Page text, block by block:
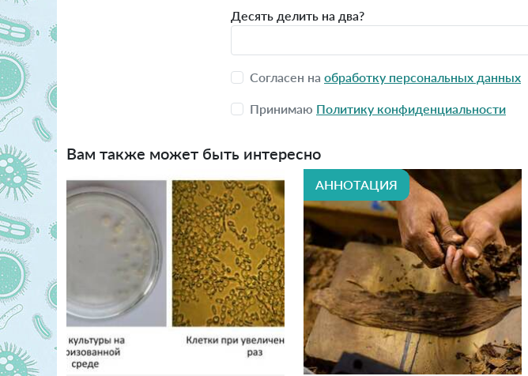
Десять делить на два?
Согласен на обработку персональных данных
Принимаю Политику конфиденциальности
Вам также может быть интересно
АННОТАЦИЯ